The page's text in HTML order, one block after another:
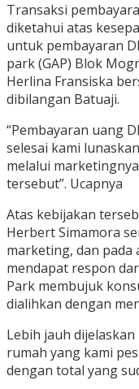
Transaksi
diketahui atas
untuk pembayaran
park (GAP) Blok
Herlina Fransiska
dibilangan Batuaji.
“Pembayaran uang
selesai kami
melalui
tersebut”. Ucapnya
Atas kebijakan
Herbert Simamora
marketing, dan
mendapat respon
Park membujuk
dialihkan dengan
Lebih jauh
rumah yang kami
dengan total yang